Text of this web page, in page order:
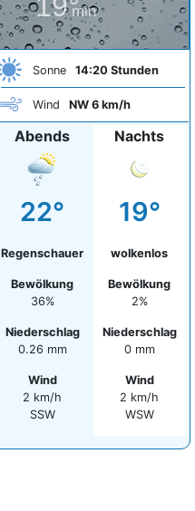
min
Sonne 14:20 Stunden
Wind NW 6 km/h
Abends
22°
Regenschauer
Bewölkung
36%
Niederschlag
0.26 mm
Wind
2 km/h
SSW
Nachts
19°
wolkenlos
Bewölkung
2%
Niederschlag
0 mm
Wind
2 km/h
WSW